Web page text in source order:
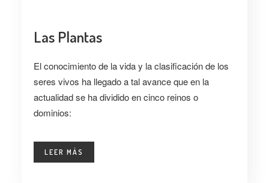
Las Plantas
El conocimiento de la vida y la clasificación de los
seres vivos ha llegado a tal avance que en la
actualidad se ha dividido en cinco reinos o
dominios:
LEER MÁS